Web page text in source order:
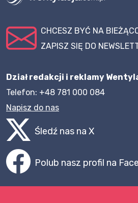
CHCESZ BYĆ NA
ZAPISZ SIĘ DO
Dział redakcji i reklamy
Telefon: +48 781 000 084
Napisz do nas
Śledź nas na X
Polub nasz profil na